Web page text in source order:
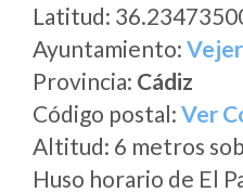
Latitud:
Ayuntamiento:
Provincia: Cádiz
Código postal: Ver
Altitud: 6 metros
Huso horario de El